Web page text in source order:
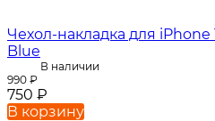
Чехол-накладка для iPhone
Blue
В наличии
990 ₽
750 ₽
В корзину